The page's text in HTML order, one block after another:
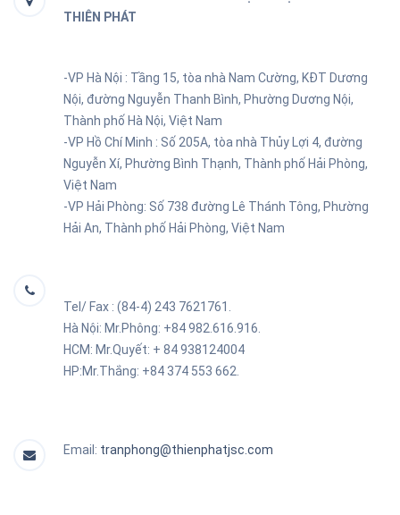
THIÊN PHÁT
-VP Hà Nội : Tầng 15, tòa nhà Nam Cường, KĐT Dương
Nội, đường Nguyễn Thanh Bình, Phường Dương Nội,
Thành phố Hà Nội, Việt Nam
-VP Hồ Chí Minh : Số 205A, tòa nhà Thủy Lợi 4, đường
Nguyễn Xí, Phường Bình Thạnh, Thành phố Hải Phòng,
Việt Nam
-VP Hải Phòng: Số 738 đường Lê Thánh Tông, Phường
Hải An, Thành phố Hải Phòng, Việt Nam
Tel/ Fax : (84-4) 243 7621761.
Hà Nội: Mr.Phông: +84 982.616.916.
HCM: Mr.Quyết: + 84938124004
HP:Mr.Thắng: +84 374 553 662.
Email: tranphong@thienphatjsc.com